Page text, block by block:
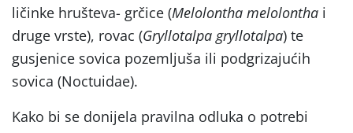
ličinke hrušteva- grčice (Melolontha melolontha i
druge vrste), rovac (Gryllotalpa gryllotalpa) te
gusjenice sovica pozemljuša ili podgrizajućih
sovica (Noctuidae).
Kako bi se donijela pravilna odluka o potrebi